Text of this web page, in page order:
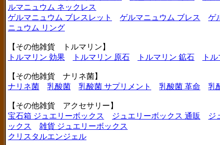
ルマニュウム ネックレス
ゲルマニュウム ブレスレット
ゲルマニュウム ブレス
ゲ
ニュウム リング
【その他雑貨 トルマリン】
トルマリン 効果
トルマリン 原石 トルマリン 鉱石 ト
【その他雑貨 ナリネ菌】
ナリネ菌
乳酸菌 乳酸菌 サプリメント 乳酸菌 革命 乳
【その他雑貨 アクセサリー】
宝石箱 ジュエリーボックス
ジュエリーボックス 通販
ジ
ックス
雑貨 ジュエリーボックス
クリスタルエンジェル